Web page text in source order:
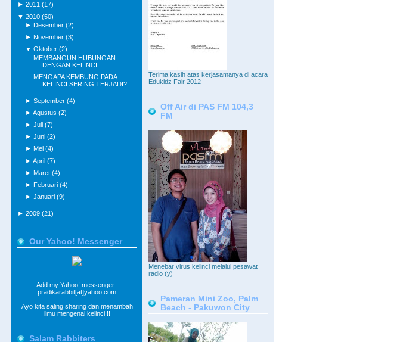
Terima kasih atas kerjasamanya di acara
Edukidz Fair 2012
Off Air di PAS FM 104,3
FM
Menebar virus kelinci melalui pesawat
radio (y)
Pameran Mini Zoo, Palm
Beach - Pakuwon City
► 2011 (17)
▼ 2010 (50)
► Desember (2)
► November (3)
▼ Oktober (2)
MEMBANGUN HUBUNGAN
DENGAN KELINCI
MENGAPA KEMBUNG PADA
KELINCI SERING TERJADI?
► September (4)
► Agustus (2)
► Juli (7)
► Juni (2)
► Mei (4)
► April (7)
► Maret (4)
► Februari (4)
► Januari (9)
► 2009 (21)
Our Yahoo! Messenger
Add my Yahoo! messenger :
pradikarabbit[at]yahoo.com
Ayo kita saling sharing dan menambah
ilmu mengenai kelinci !!
Salam Rabbiters